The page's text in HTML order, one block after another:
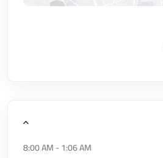
8:00 AM - 1:06 AM